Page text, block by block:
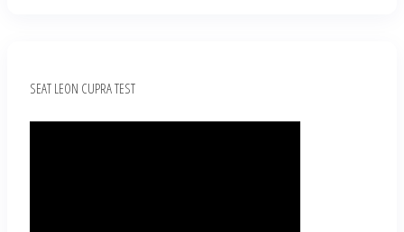
SEAT LEON CUPRA TEST